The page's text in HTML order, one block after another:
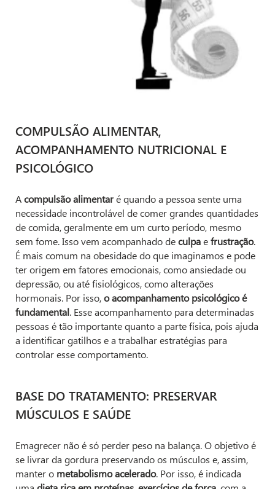
COMPULSÃO ALIMENTAR,
ACOMPANHAMENTO NUTRICIONAL E
PSICOLÓGICO
Acompulsão alimentaré quando a pessoa sente uma
necessidade incontrolável de comer grandes quantidades
de comida, geralmente em um curto período, mesmo
sem fome. Isso vem acompanhado deculpaefrustração.
É mais comum na obesidade do que imaginamos e pode
ter origem em fatores emocionais, como ansiedade ou
depressão, ou até fisiológicos, como alterações
hormonais. Por isso,o acompanhamento psicológico é
fundamental. Esse acompanhamento para determinadas
pessoas é tão importante quanto a parte física, pois ajuda
a identificar gatilhos e a trabalhar estratégias para
controlar esse comportamento.
BASE DO TRATAMENTO: PRESERVAR
MÚSCULOS E SAÚDE
Emagrecer não é só perder peso na balança. O objetivo é
se livrar da gordura preservando os músculos e, assim,
manter o metabolismo acelerado. Por isso, é indicada